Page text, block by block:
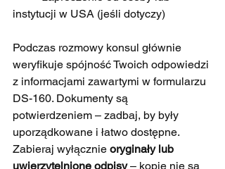
instytucji w USA (jeśli dotyczy)
Podczas rozmowy konsul głównie
weryfikuje spójność Twoich odpowiedzi
z informacjami zawartymi w formularzu
DS-160. Dokumenty są
potwierdzeniem – zadbaj, by były
uporządkowane i łatwo dostępne.
Zabieraj wyłącznie oryginały lub
uwierzytelnione odpisy – kopie nie są